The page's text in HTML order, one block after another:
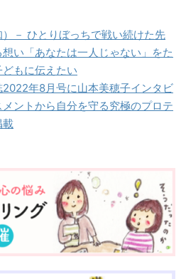
ラ…ハラスメントで悩ん
だことのある方、
「NO」と言いたいのに
言えずにモヤモヤした経
験のある方、 ...
ラ
https://characterogy.co
m )では、コロナ禍で心
に不安や悩みを抱える人
たちが増大しているのを
受け、適切なメンタルケ
アとサポート方法を⼀般
ー大賞」を新設した。
(https://award.characte
rogy.com) 「こころのレ
スキュー⼤賞」は大賞賞
金30万円。「誰かに寄り
添い、サポートしたこと
がある方の体験談」（ ...
－ ひとりぼっちで戦い続けた先
い「あなたは一人じゃない」をた
もに伝えたい
2022年8月号に山本美穂子インタビ
ントから自分を守る究極のプロテ
載